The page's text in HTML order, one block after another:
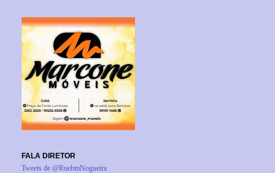
FALA DIRETOR
Tweets de @RuebmNogueira